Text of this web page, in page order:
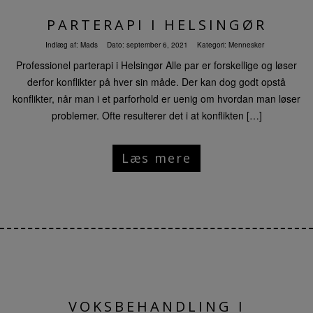
PARTERAPI I HELSINGØR
Indlæg af: Mads Dato: september 6, 2021 Kategori: Mennesker
Professionel parterapi i Helsingør Alle par er forskellige og løser
derfor konflikter på hver sin måde. Der kan dog godt opstå
konflikter, når man i et parforhold er uenig om hvordan man løser
problemer. Ofte resulterer det i at konflikten […]
Læs mere
VOKSBEHANDLING I